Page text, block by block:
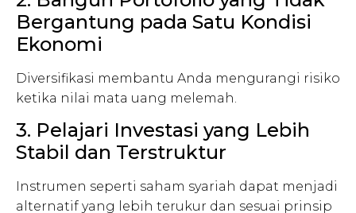
Bergantung pada Satu Kondisi
Ekonomi
Diversifikasi membantu Anda mengurangi risiko
ketika nilai mata uang melemah.
3. Pelajari Investasi yang Lebih
Stabil dan Terstruktur
Instrumen seperti saham syariah dapat menjadi
alternatif yang lebih terukur dan sesuai prinsip